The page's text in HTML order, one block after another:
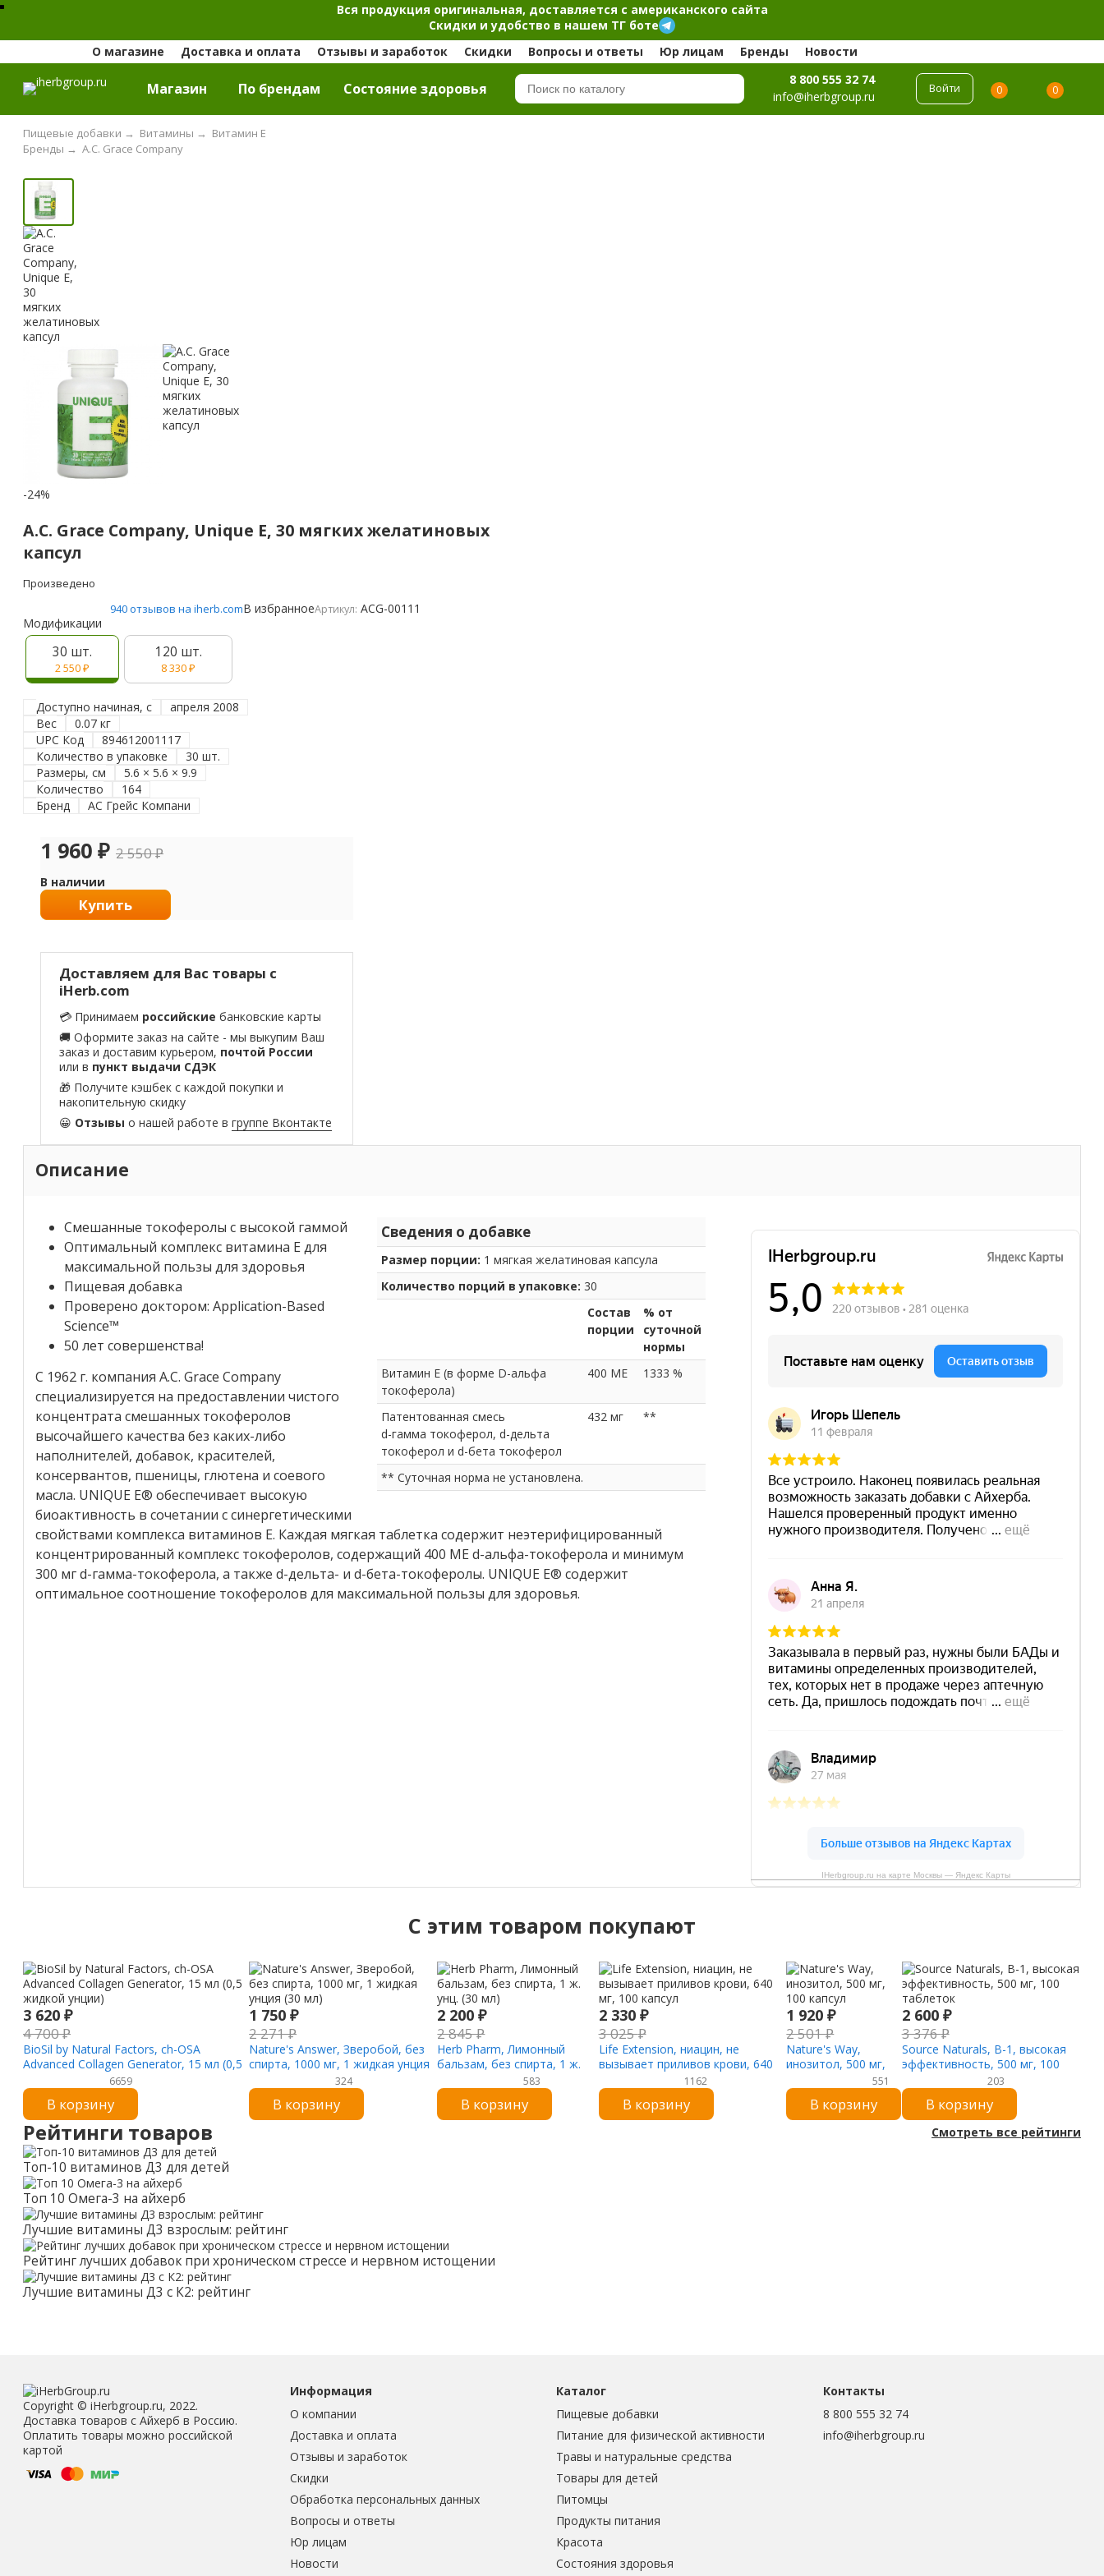
Вся продукция оригинальная, доставляется с американского сайта
Скидки и удобство в нашем ТГ боте
О магазине
Доставка и оплата Отзывы и заработок Скидки Вопросы и ответы Юр лицам Бренды Новости
Магазин По брендам Cостояние здоровья
8 800 555 32 74
info@iherbgroup.ru
Войти 0 0
Пищевые добавки → Витамины → Витамин Е
A.C. Grace Company
Бренды →
-24%
A.C. Grace Company, Unique E, 30 мягких желатиновых
капсул
Произведено
940 отзывов на iherb.comВ избранноеАртикул: ACG-00111
Модификации
30 шт.
2 550₽
120 шт.
8 330₽
Доступно начиная, с
апреля 2008
Вес
0.07 кг
UPC Код
894612001117
Количество в упаковке
30 шт.
Размеры, см
5.6 × 5.6 × 9.9
Количество
164
Бренд
АС Грейс Компани
1 960 ₽ 2 550₽
В наличии
Купить
Доставляем для Вас товары с
iHerb.com
💳 Принимаем российские банковские карты
🚚 Оформите заказ на сайте - мы выкупим Ваш
заказ и доставим курьером, почтой России
или в пункт выдачи СДЭК
🎁 Получите кэшбек с каждой покупки и
накопительную скидку
😀 Отзывы о нашей работе вгруппе Вконтакте
Описание
Сведения о добавке
Размер порции: 1 мягкая желатиновая капсула
Количество порций в упаковке: 30
Состав
порции
% от
суточной
нормы
Витамин E (в форме D-альфа
токоферола)
400 МЕ 1333 %
Патентованная смесь
d-гамма токоферол, d-дельта
токоферол и d-бета токоферол
432 мг **
** Суточная норма не установлена.
Смешанные токоферолы с высокой гаммой
Оптимальный комплекс витамина E для
максимальной пользы для здоровья
Пищевая добавка
Проверено доктором: Application-Based
Science™
50 лет совершенства!
С 1962 г. компания A.C. Grace Company
специализируется на предоставлении чистого
концентрата смешанных токоферолов
высочайшего качества без каких-либо
наполнителей, добавок, красителей,
консервантов, пшеницы, глютена и соевого
масла. UNIQUE E® обеспечивает высокую
биоактивность в сочетании с синергетическими
свойствами комплекса витаминов E. Каждая мягкая таблетка содержит неэтерифицированный
концентрированный комплекс токоферолов, содержащий 400 МЕ d-альфа-токоферола и минимум
300 мг d-гамма-токоферола, а также d-дельта- и d-бета-токоферолы. UNIQUE E® содержит
оптимальное соотношение токоферолов для максимальной пользы для здоровья.
IHerbgroup.ru на карте Москвы — Яндекс Карты
C этим товаром покупают
3 620 ₽
4 700₽
BioSil by Natural Factors, ch-OSA
Advanced Collagen Generator, 15 мл (0,5
6659
В корзину
1 750₽
2 271₽
Nature's Answer, Зверобой, без
спирта, 1000 мг, 1 жидкая унция
324
В корзину
2 200₽
2 845₽
Herb Pharm, Лимонный
бальзам, без спирта, 1 ж.
583
В корзину
2 330 ₽
3 025₽
Life Extension, ниацин, не
вызывает приливов крови, 640
1162
В корзину
1 920₽
2 501₽
Nature's Way,
инозитол, 500 мг,
551
В корзину
2 600 ₽
3 376₽
Source Naturals, B-1, высокая
эффективность, 500 мг, 100
203
В корзину
Рейтинги товаров Смотреть все рейтинги
Топ-10 витаминов Д3 для детей
Топ 10 Омега-3 на айхерб
Лучшие витамины Д3 взрослым: рейтинг
Рейтинг лучших добавок при хроническом стрессе и нервном истощении
Лучшие витамины Д3 с К2: рейтинг
Copyright © iHerbgroup.ru, 2022.
Доставка товаров с Айхерб в Россию.
Оплатить товары можно российской
картой
Информация
О компании
Доставка и оплата
Отзывы и заработок
Скидки
Обработка персональных данных
Вопросы и ответы
Юр лицам
Новости
Каталог
Пищевые добавки
Питание для физической активности
Травы и натуральные средства
Товары для детей
Питомцы
Продукты питания
Красота
Состояния здоровья
Контакты
8 800 555 32 74
info@iherbgroup.ru